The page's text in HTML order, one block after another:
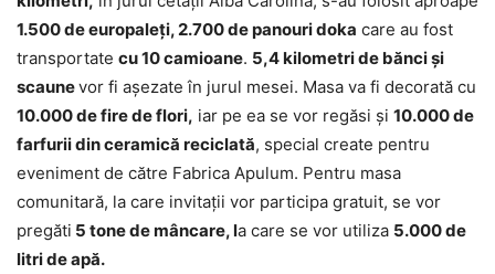
1.500 de europaleți, 2.700 de panouri doka care au fost
transportate cu 10 camioane. 5,4 kilometri de bănci și
scaunevor fi așezate în jurul mesei. Masa va fi decorată cu
10.000 de fire de flori, iar pe ea se vor regăsi și 10.000 de
farfurii din ceramică reciclată, special create pentru
eveniment de către Fabrica Apulum. Pentru masa
comunitară, la care invitații vor participa gratuit, se vor
pregăti 5 tone de mâncare, la care se vor utiliza 5.000 de
litri de apă.